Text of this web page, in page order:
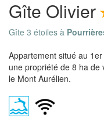
Gîte Olivier
Gîte 3 étoiles à
Appartement situé au
une propriété de 8 ha de
le Mont Aurélien.